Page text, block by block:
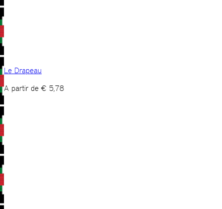
Le Drapeau
A partir de € 5,78